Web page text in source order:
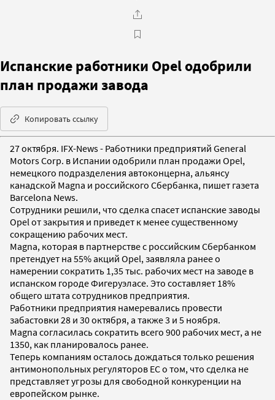
Испанские работники Opel одобрили
план продажи завода
Копировать ссылку
27 октября. IFX-News - Работники предприятий General
Motors Corp. в Испании одобрили план продажи Opel,
немецкого подразделения автоконцерна, альянсу
канадской Magna и российского Сбербанка, пишет газета
Barcelona News.
Сотрудники решили, что сделка спасет испанские заводы
Opel от закрытия и приведет к менее существенному
сокращению рабочих мест.
Magna, которая в партнерстве с российским Сбербанком
претендует на 55% акций Opel, заявляла ранее о
намерении сократить 1,35 тыс. рабочих мест на заводе в
испанском городе Фигеруэласе. Это составляет 18%
общего штата сотрудников предприятия.
Работники предприятия намеревались провести
забастовки 28 и 30 октября, а также 3 и 5 ноября.
Magna согласилась сократить всего 900 рабочих мест, а не
1350, как планировалось ранее.
Теперь компаниям осталось дождаться только решения
антимонопольных регуляторов ЕС о том, что сделка не
представляет угрозы для свободной конкуренции на
европейском рынке.